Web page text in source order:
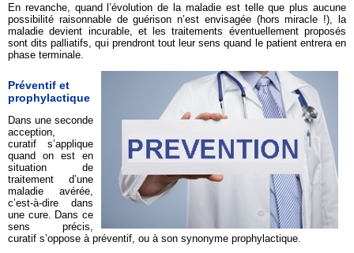
En revanche, quand l’évolution de la maladie est telle que plus aucune
possibilité raisonnable de guérison n’est envisagée (hors miracle !), la
maladie devient incurable, et les traitements éventuellement proposés
sont dits palliatifs, qui prendront tout leur sens quand le patient entrera en
phase terminale.
Préventif et
prophylactique
Dans une seconde
acception,
curatif s’applique
quand on est en
situation de
traitement d’une
maladie avérée,
c’est-à-dire dans
une cure. Dans ce
sens précis,
curatif s’oppose à préventif, ou à son synonyme prophylactique.